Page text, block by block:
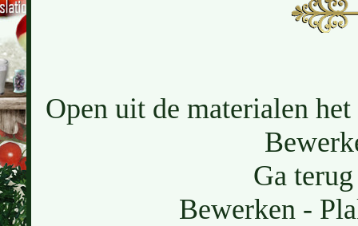
Open uit de materialen
Ga
Bewerken -